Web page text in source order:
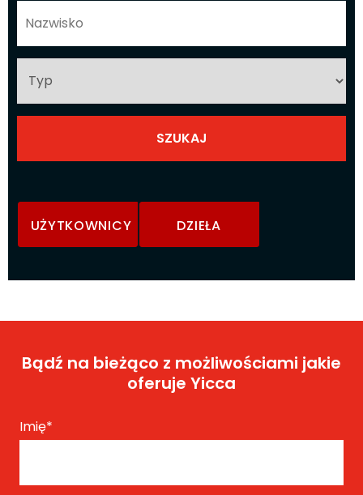
UŻYTKOWNICY DZIEŁA
Bądź na bieżąco z możliwościami jakie
oferuje Yicca
Imię*